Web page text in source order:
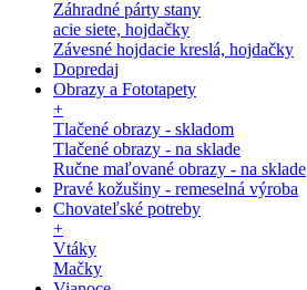
Záhradné párty stany
acie siete, hojdačky
Závesné hojdacie kreslá, hojdačky
Dopredaj
Obrazy a Fototapety
+
Tlačené obrazy - skladom
Tlačené obrazy - na sklade
Ručne maľované obrazy - na sklade
Pravé kožušiny - remeselná výroba
Chovateľské potreby
+
Vtáky
Mačky